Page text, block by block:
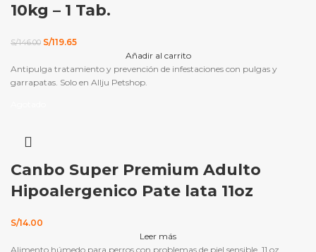
10kg – 1 Tab.
S/146.00 El
original
era:
S/119.65El
actual
es:
Añadir al carrito
Antipulga tratamiento y prevención de infestaciones con pulgas y
garrapatas. Solo en Allju Petshop.
Canbo Super Premium Adulto
Hipoalergenico Pate lata 11oz
S/14.00
Leer más
Alimento húmedo para perros con problemas de piel sensible. 11 oz